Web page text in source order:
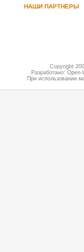
НАШИ ПАРТНЕРЫ
Copyright
Разработано:
При использовании